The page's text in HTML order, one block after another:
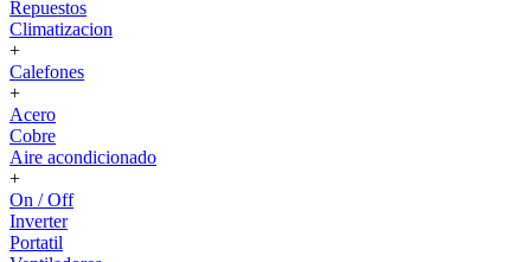
Repuestos
Climatizacion
+
Calefones
+
Acero
Cobre
Aire acondicionado
+
On / Off
Inverter
Portatil